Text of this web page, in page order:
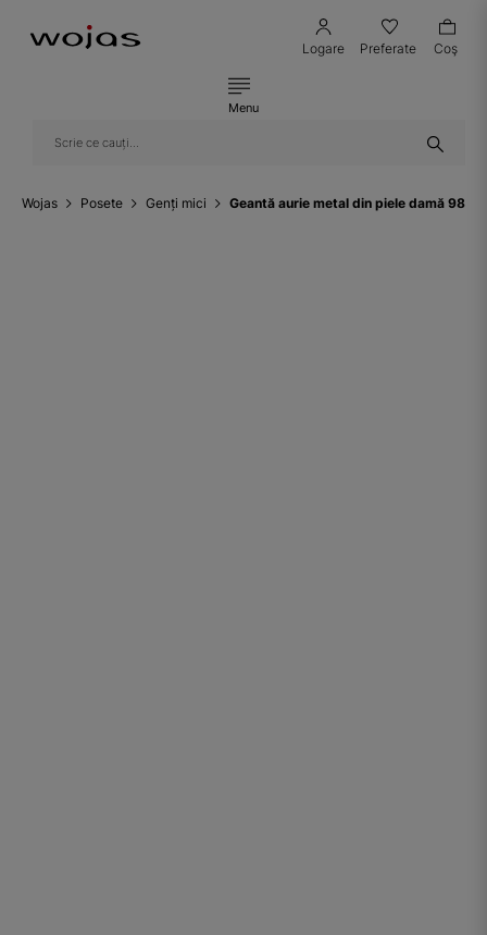
Logare Preferate Coş
Menu
Wojas Posete Genți mici Geantă aurie metal din piele damă